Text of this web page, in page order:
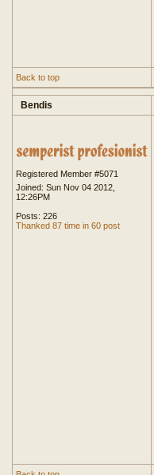
Back to top
Bendis
Registered Member #5071
Joined: Sun Nov 04 2012,
12:26PM
Posts: 226
Thanked 87 time in 60 post